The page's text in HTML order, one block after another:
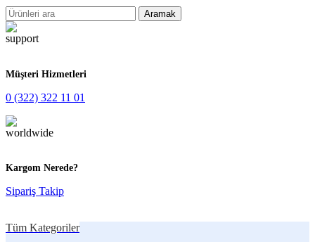
Aramak
Müşteri Hizmetleri
0 (322) 322 11 01
Kargom Nerede?
Sipariş Takip
Tüm Kategoriler